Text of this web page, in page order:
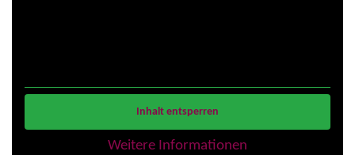
Inhalt entsperren
Weitere Informationen